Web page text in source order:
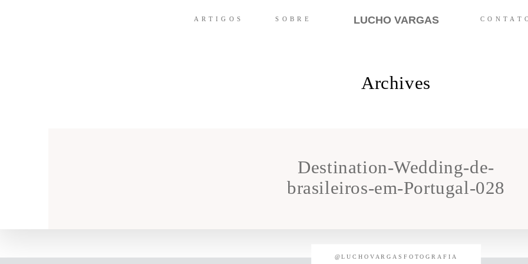
ARTIGOS SOBRE LUCHO VARGAS
Archives
Destination-Wedding-de-
brasileiros-em-Portugal-028
@LUCHOVARGASFOTOGRAFIA